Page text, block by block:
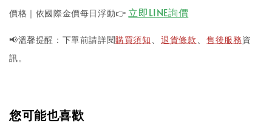
價格｜依國際金價每日浮動👉 立即LINE詢價
📢溫馨提醒：下單前請詳閱購買須知 、退貨條款 、售後服務資
訊。
您可能也喜歡